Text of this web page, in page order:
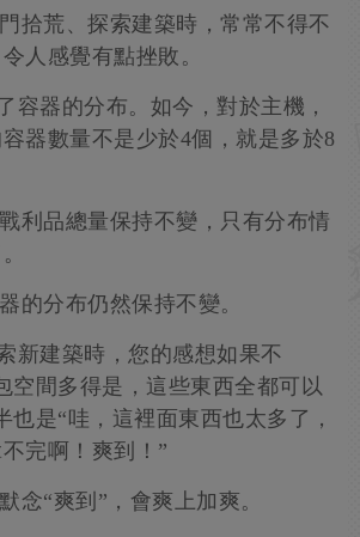
拾荒、探索建築時，常常不得不
人感覺有點挫敗。
容器的分布。如今，對於主機，
器數量不是少於4個，就是多於8
利品總量保持不變，只有分布情
的分布仍然保持不變。
新建築時，您的感想如果不
空間多得是，這些東西全都可以
也是“哇，這裡面東西也太多了，
完啊！爽到！”
念“爽到”，會爽上加爽。